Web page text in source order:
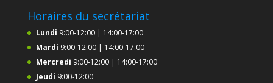
Horaires du secrétariat
Lundi 9:00-12:00 | 14:00-17:00
Mardi 9:00-12:00 | 14:00-17:00
Mercredi 9:00-12:00 | 14:00-17:00
Jeudi 9:00-12:00